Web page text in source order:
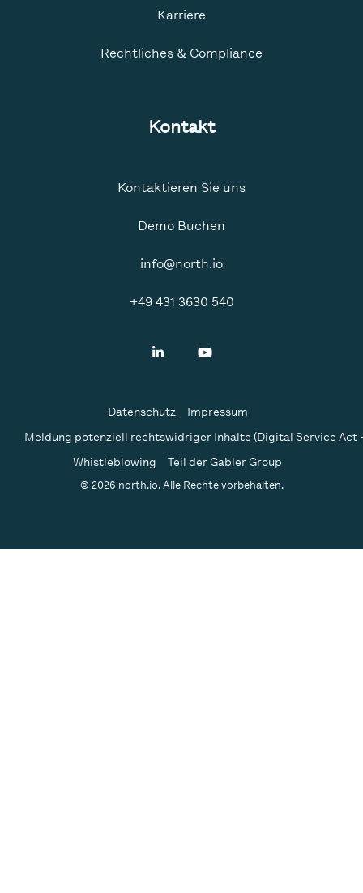
Karriere
Rechtliches & Compliance
Kontakt
Kontaktieren Sie uns
Demo Buchen
info@north.io
+49 431 3630 540
Datenschutz
Impressum
Meldung potenziell rechtswidriger Inhalte (Digital Service Act
Whistleblowing
Teil der Gabler Group
© 2026 north.io. Alle Rechte vorbehalten.